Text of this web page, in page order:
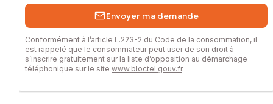
Envoyer ma demande
Conformément à l’article L.223-2 du Code de la consommation, il
est rappelé que le consommateur peut user de son droit à
s’inscrire gratuitement sur la liste d’opposition au démarchage
téléphonique sur le site www.bloctel.gouv.fr.